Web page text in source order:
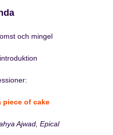
och mingel
piece of cake
Ajwad, Epical